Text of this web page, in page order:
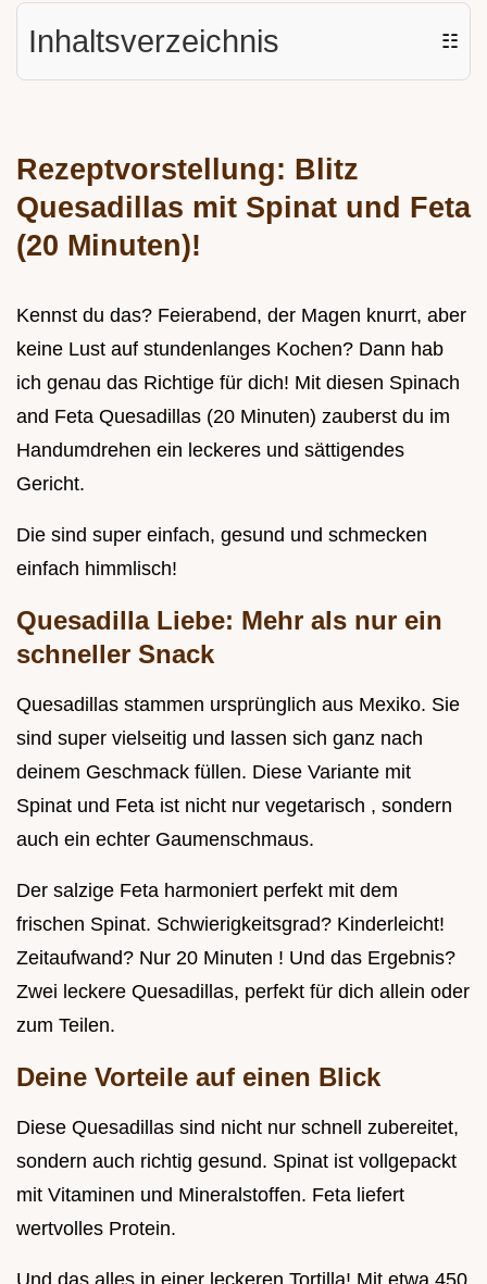
Inhaltsverzeichnis ☷
Rezeptvorstellung: Blitz
Quesadillas mit Spinat und Feta
(20 Minuten)!
Kennst du das? Feierabend, der Magen knurrt, aber
keine Lust auf stundenlanges Kochen? Dann hab
ich genau das Richtige für dich! Mit diesen Spinach
and Feta Quesadillas (20 Minuten) zauberst du im
Handumdrehen ein leckeres und sättigendes
Gericht.
Die sind super einfach, gesund und schmecken
einfach himmlisch!
Quesadilla Liebe: Mehr als nur ein
schneller Snack
Quesadillas stammen ursprünglich aus Mexiko. Sie
sind super vielseitig und lassen sich ganz nach
deinem Geschmack füllen. Diese Variante mit
Spinat und Feta ist nicht nur vegetarisch , sondern
auch ein echter Gaumenschmaus.
Der salzige Feta harmoniert perfekt mit dem
frischen Spinat. Schwierigkeitsgrad? Kinderleicht!
Zeitaufwand? Nur 20 Minuten ! Und das Ergebnis?
Zwei leckere Quesadillas, perfekt für dich allein oder
zum Teilen.
Deine Vorteile auf einen Blick
Diese Quesadillas sind nicht nur schnell zubereitet,
sondern auch richtig gesund. Spinat ist vollgepackt
mit Vitaminen und Mineralstoffen. Feta liefert
wertvolles Protein.